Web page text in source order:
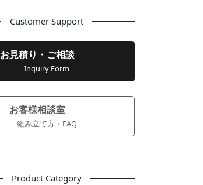
Customer Support
お見積り・ご相談
Inquiry Form
お客様相談室
組み立て方・FAQ
Product Category